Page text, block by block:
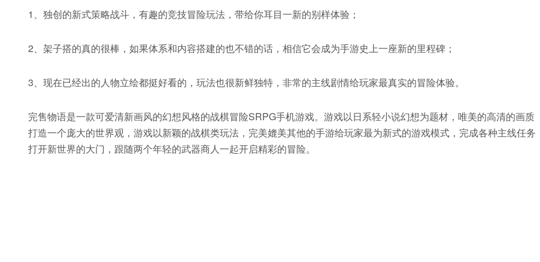
1、独创的新式策略战斗，有趣的竞技冒险玩法，带给你耳目一新的别样体验；
2、架子搭的真的很棒，如果体系和内容搭建的也不错的话，相信它会成为手游史上一座新的里程碑；
3、现在已经出的人物立绘都挺好看的，玩法也很新鲜独特，非常的主线剧情给玩家最真实的冒险体验。
完售物语是一款可爱清新画风的幻想风格的战棋冒险SRPG手机游戏。游戏以日系轻小说幻想为题材，唯美的高清的画质
打造一个庞大的世界观，游戏以新颖的战棋类玩法，完美媲美其他的手游给玩家最为新式的游戏模式，完成各种主线任务
打开新世界的大门，跟随两个年轻的武器商人一起开启精彩的冒险。